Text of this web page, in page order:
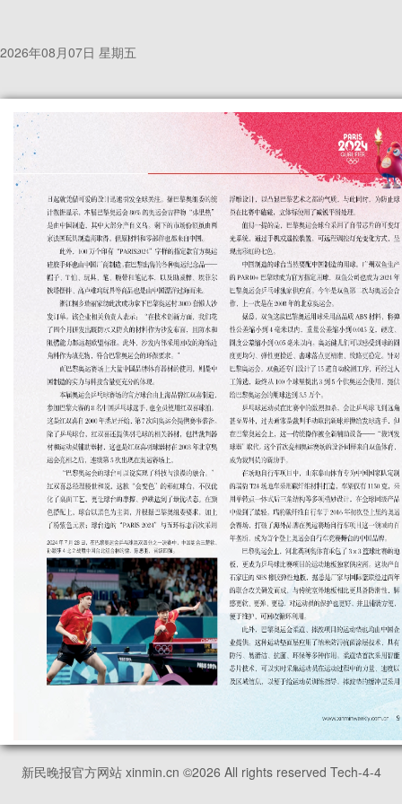
2026年08月07日 星期五
新民晚报官方网站 xinmin.cn ©2026 All rights reserved Tech-4-4